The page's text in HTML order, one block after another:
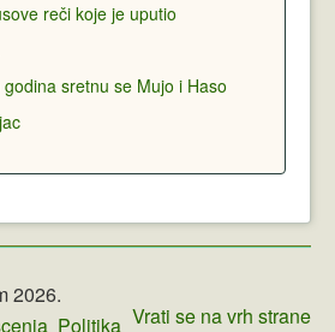
reči koje je uputio
sretnu se Mujo i Haso
Vrati se na vrh strane
2026.
Politika